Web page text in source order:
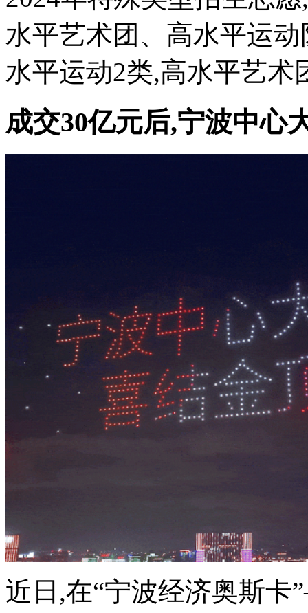
水平艺术团、高水平运
水平运动2类,高水平艺术
成交30亿元后,宁波中心
近日,在“宁波经济奥斯